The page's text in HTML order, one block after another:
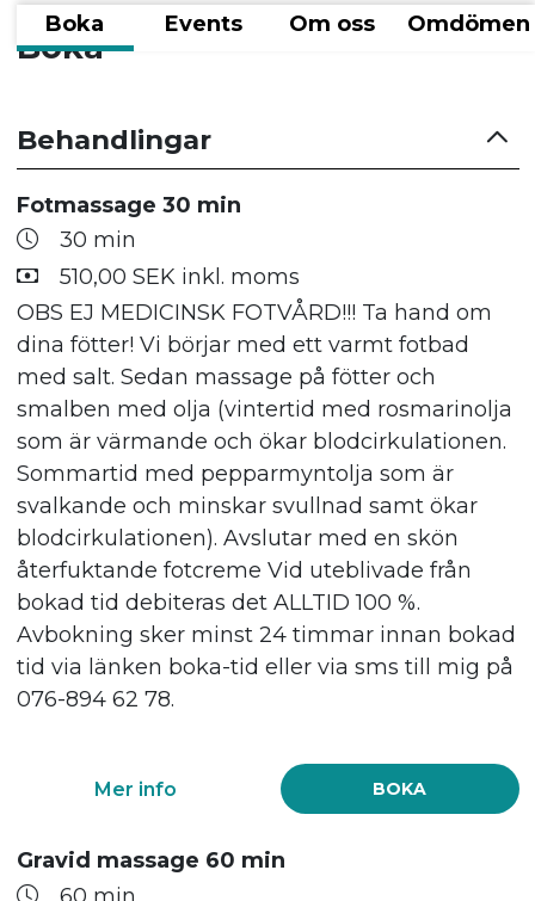
Boka Events Om oss Omdömen
Boka
Behandlingar
Fotmassage 30 min
30 min
510,00 SEK inkl. moms
OBS EJ MEDICINSK FOTVÅRD!!! Ta hand om
dina fötter! Vi börjar med ett varmt fotbad
med salt. Sedan massage på fötter och
smalben med olja (vintertid med rosmarinolja
som är värmande och ökar blodcirkulationen.
Sommartid med pepparmyntolja som är
svalkande och minskar svullnad samt ökar
blodcirkulationen). Avslutar med en skön
återfuktande fotcreme Vid uteblivade från
bokad tid debiteras det ALLTID 100 %.
Avbokning sker minst 24 timmar innan bokad
tid via länken boka-tid eller via sms till mig på
076-894 62 78.
BOKA
Mer info
Gravid massage 60 min
60 min